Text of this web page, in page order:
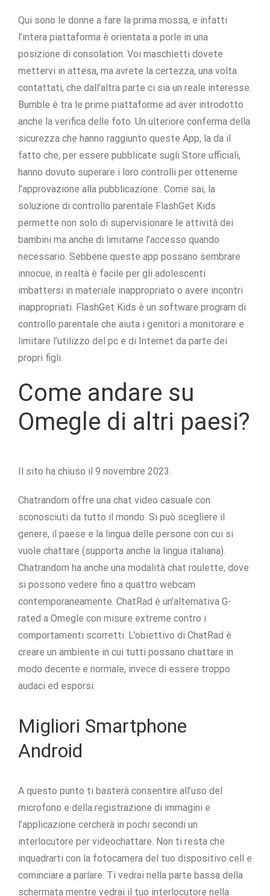
Qui sono le donne a fare la prima mossa, e infatti
l’intera piattaforma è orientata a porle in una
posizione di consolation. Voi maschietti dovete
mettervi in attesa, ma avrete la certezza, una volta
contattati, che dall’altra parte ci sia un reale interesse.
Bumble è tra le prime piattaforme ad aver introdotto
anche la verifica delle foto. Un ulteriore conferma della
sicurezza che hanno raggiunto queste App, la da il
fatto che, per essere pubblicate sugli Store ufficiali,
hanno dovuto superare i loro controlli per ottenerne
l’approvazione alla pubblicazione.. Come sai, la
soluzione di controllo parentale FlashGet Kids
permette non solo di supervisionare le attività dei
bambini ma anche di limitarne l’accesso quando
necessario. Sebbene queste app possano sembrare
innocue, in realtà è facile per gli adolescenti
imbattersi in materiale inappropriato o avere incontri
inappropriati. FlashGet Kids è un software program di
controllo parentale che aiuta i genitori a monitorare e
limitare l’utilizzo del pc e di Internet da parte dei
propri figli.
Come andare su
Omegle di altri paesi?
Il sito ha chiuso il 9 novembre 2023.
Chatrandom offre una chat video casuale con
sconosciuti da tutto il mondo. Si può scegliere il
genere, il paese e la lingua delle persone con cui si
vuole chattare (supporta anche la lingua italiana).
Chatrandom ha anche una modalità chat roulette, dove
si possono vedere fino a quattro webcam
contemporaneamente. ChatRad è un’alternativa G-
rated a Omegle con misure extreme contro i
comportamenti scorretti. L’obiettivo di ChatRad è
creare un ambiente in cui tutti possano chattare in
modo decente e normale, invece di essere troppo
audaci ed esporsi.
Migliori Smartphone
Android
A questo punto ti basterà consentire all’uso del
microfono e della registrazione di immagini e
l’applicazione cercherà in pochi secondi un
interlocutore per videochattare. Non ti resta che
inquadrarti con la fotocamera del tuo dispositivo cell e
cominciare a parlare. Ti vedrai nella parte bassa della
schermata mentre vedrai il tuo interlocutore nella